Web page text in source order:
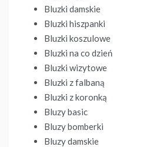
Bluzki damskie
Bluzki hiszpanki
Bluzki koszulowe
Bluzki na co dzień
Bluzki wizytowe
Bluzki z falbaną
Bluzki z koronką
Bluzy basic
Bluzy bomberki
Bluzy damskie